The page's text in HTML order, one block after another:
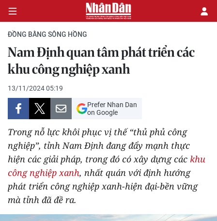
CHÍNH TRỊ
KINH TẾ
VĂN HÓA
XÃ HỘI
PHÁP LUẬT
DU LỊCH
THẾ GIỚI
ĐỒNG BẰNG SÔNG HỒNG
Nam Định quan tâm phát triển các
khu công nghiệp xanh
13/11/2024 05:19
Prefer Nhan Dan
on Google
Trong nỗ lực khôi phục vị thế “thủ phủ công
nghiệp”, tỉnh Nam Định đang đẩy mạnh thực
hiện các giải pháp, trong đó có xây dựng các khu
công nghiệp xanh, nhất quán với định hướng
phát triển công nghiệp xanh-hiện đại-bền vững
mà tỉnh đã đề ra.